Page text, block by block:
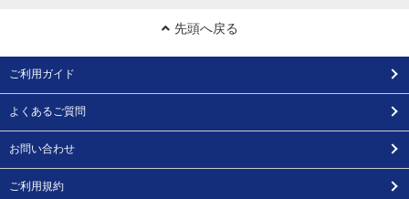
先頭へ戻る
ご利用ガイド
よくあるご質問
お問い合わせ
ご利用規約